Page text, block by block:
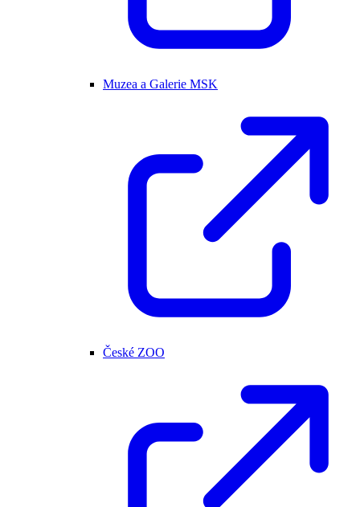
Muzea a Galerie MSK
České ZOO